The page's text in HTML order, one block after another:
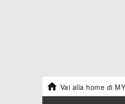
 Vai alla home di